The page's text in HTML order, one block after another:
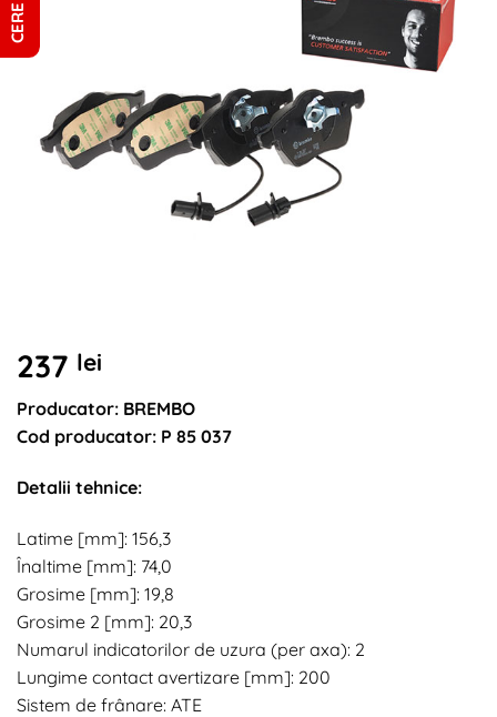
237 lei
Producator: BREMBO
Cod producator: P 85 037
Detalii tehnice:
Latime [mm]: 156,3
Înaltime [mm]: 74,0
Grosime [mm]: 19,8
Grosime 2 [mm]: 20,3
Numarul indicatorilor de uzura (per axa): 2
Lungime contact avertizare [mm]: 200
Sistem de frânare: ATE